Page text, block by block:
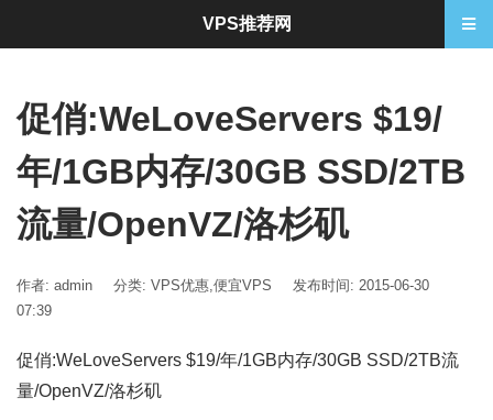
促俏:WeLoveServers $19/
年/1GB内存/30GB SSD/2TB
流量/OpenVZ/洛杉矶
作者: admin 分类: VPS优惠,便宜VPS
发布时间: 2015-06-30
07:39
促俏:WeLoveServers $19/年/1GB内存/30GB SSD/2TB流
量/OpenVZ/洛杉矶
VPS推荐网